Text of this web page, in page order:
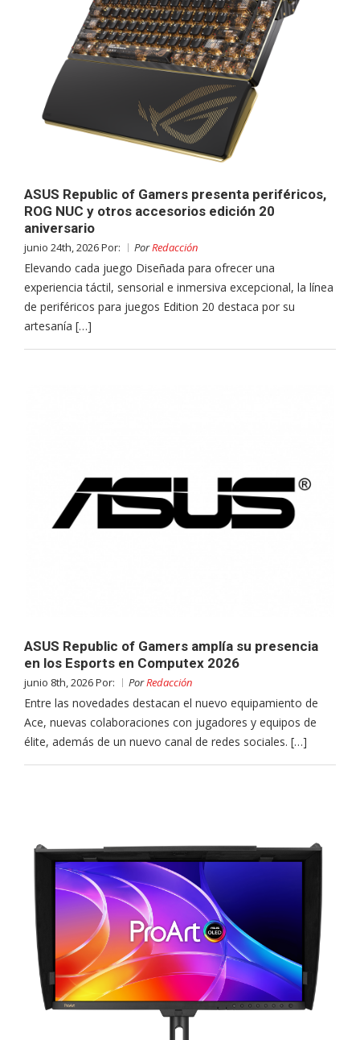
ASUS Republic of Gamers presenta periféricos,
ROG NUC y otros accesorios edición 20
aniversario
junio 24th, 2026 Por: PorRedacción
Elevando cada juego Diseñada para ofrecer una
experiencia táctil, sensorial e inmersiva excepcional, la línea
de periféricos para juegos Edition 20 destaca por su
artesanía […]
ASUS Republic of Gamers amplía su presencia
en los Esports en Computex 2026
junio 8th, 2026 Por: PorRedacción
Entre las novedades destacan el nuevo equipamiento de
Ace, nuevas colaboraciones con jugadores y equipos de
élite, además de un nuevo canal de redes sociales. […]